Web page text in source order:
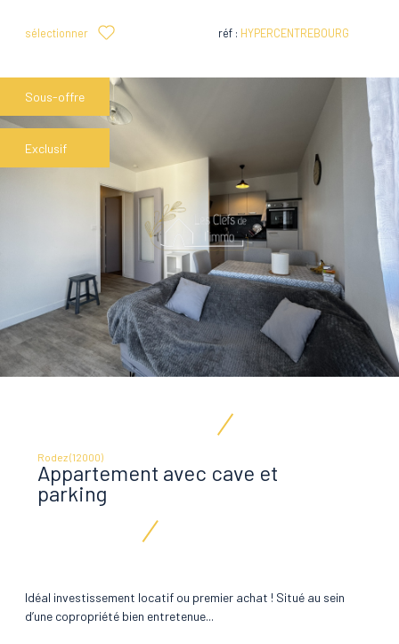
sélectionner réf : HYPERCENTREBOURG
Sous-offre
Exclusif
Rodez (12000)
Appartement avec cave et
parking
Idéal investissement locatif ou premier achat ! Situé au sein
d’une copropriété bien entretenue...